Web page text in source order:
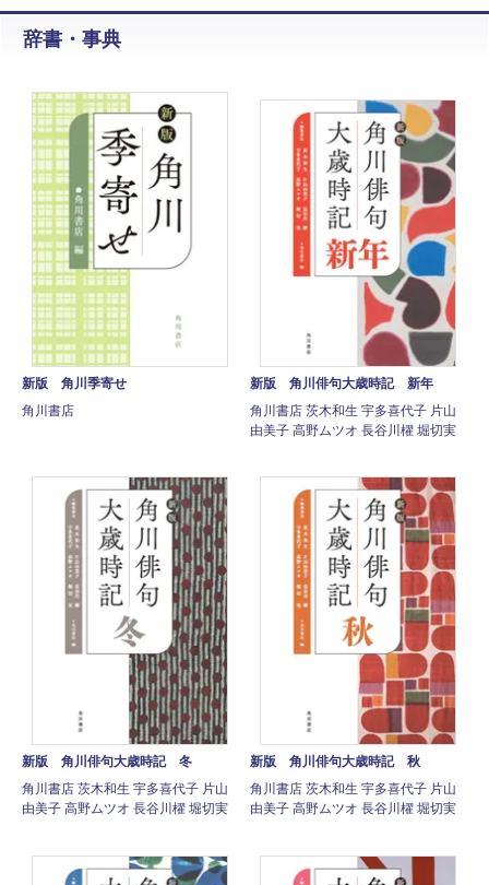
辞書・事典
新版 角川季寄せ
角川書店
新版 角川俳句大歳時記 新年
角川書店 茨木和生 宇多喜代子 片山
由美子 高野ムツオ 長谷川櫂 堀切実
新版 角川俳句大歳時記 冬
角川書店 茨木和生 宇多喜代子 片山
由美子 高野ムツオ 長谷川櫂 堀切実
新版 角川俳句大歳時記 秋
角川書店 茨木和生 宇多喜代子 片山
由美子 高野ムツオ 長谷川櫂 堀切実